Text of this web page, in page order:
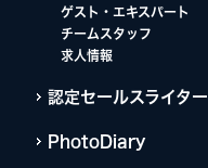
ゲスト・エキスパート
チームスタッフ
求人情報
認定セールスライター
PhotoDiary